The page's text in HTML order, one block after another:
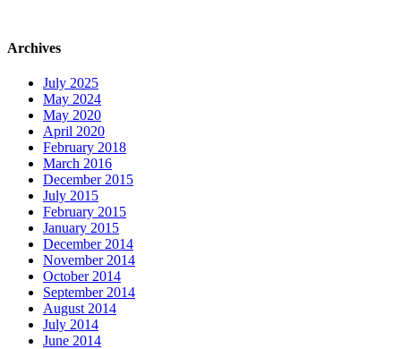
Archives
July 2025
May 2024
May 2020
April 2020
February 2018
March 2016
December 2015
July 2015
February 2015
January 2015
December 2014
November 2014
October 2014
September 2014
August 2014
July 2014
June 2014